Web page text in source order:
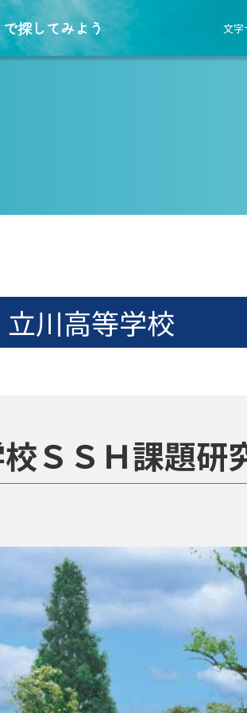
探してみよう 文字
立川高等学校
ＳＳＨ課題研